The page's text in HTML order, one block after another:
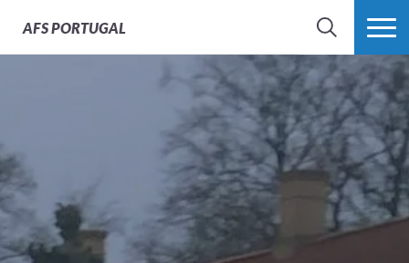
AFSPORTUGAL
SEARCH VER MAIS